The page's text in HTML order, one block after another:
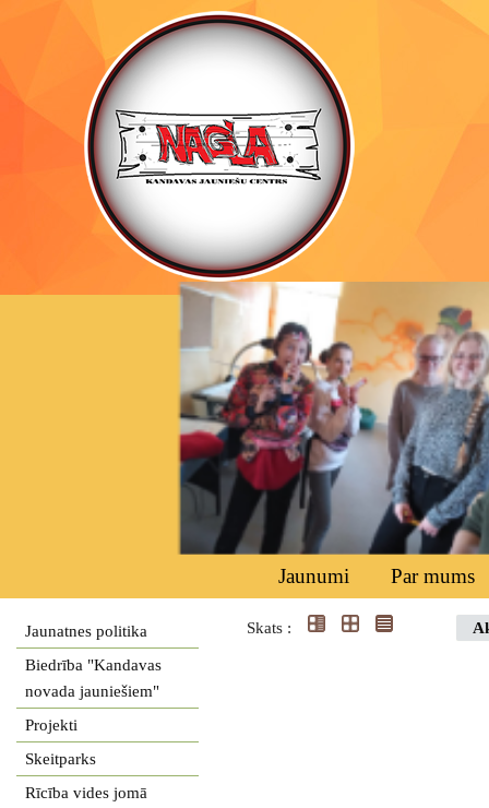
Jaunumi Par mums
Jaunatnes politika
Biedrība "Kandavas
novada jauniešiem"
Projekti
Skeitparks
Rīcība vides jomā
Skats :